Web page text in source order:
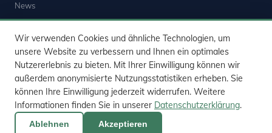
News
Kontakt
Impressum
© 2026 Die Geriater · Linienstrasse 111, 10115 Berlin
Impressum
Datenschutz Kontakt
Wir verwenden Cookies und ähnliche Technologien, um
unsere Website zu verbessern und Ihnen ein optimales
Nutzererlebnis zu bieten. Mit Ihrer Einwilligung können wir
außerdem anonymisierte Nutzungsstatistiken erheben. Sie
können Ihre Einwilligung jederzeit widerrufen. Weitere
Informationen finden Sie in unserer Datenschutzerklärung.
Ablehnen Akzeptieren